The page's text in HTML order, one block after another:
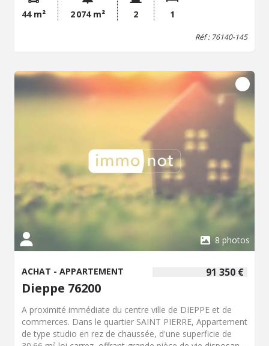
44 m²
2 074 m² 2 1
Réf : 76140-145
8 photos
91 350 €
ACHAT - APPARTEMENT
Dieppe 76200
A proximité immédiate du centre ville de DIEPPE et de
commerces. Dans le quartier SAINT PIERRE, Appartement
de type studio en rez de chaussée, d'une superficie de